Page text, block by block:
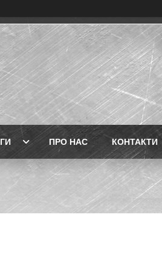
ПРО НАС КОНТАКТИ